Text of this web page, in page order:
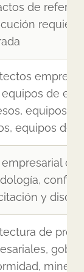
de
equipos de
equipos
equipos de
empresarial
y
de